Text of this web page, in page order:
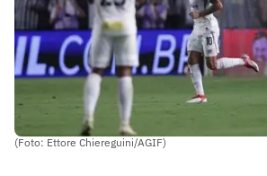
(Foto: Ettore Chiereguini/AGIF)